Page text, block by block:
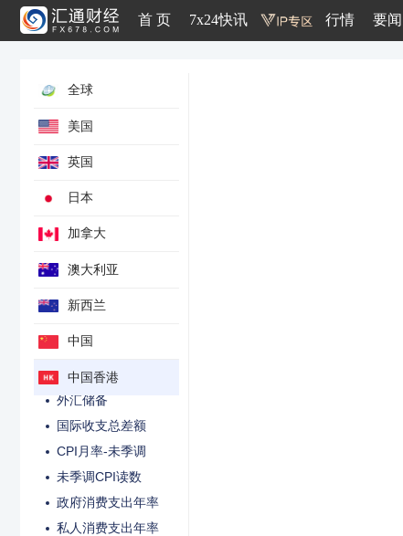
首 页 7x24快讯 行情 要闻
全球
美国
英国
日本
加拿大
澳大利亚
新西兰
中国
中国香港
综合CPI年率
出口年率
进口年率
零售销售额年率
零售销售量年率
货币供应M3年率
SPGI发布PMI
外汇储备
国际收支总差额
CPI月率-未季调
未季调CPI读数
政府消费支出年率
私人消费支出年率